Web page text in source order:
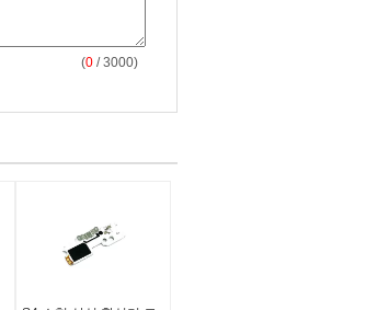
(0 / 3000)